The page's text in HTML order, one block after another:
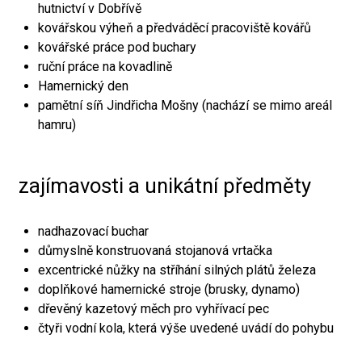
hutnictví v Dobřívě
kovářskou výheň a předváděcí pracoviště kovářů
kovářské práce pod buchary
ruční práce na kovadlině
Hamernický den
pamětní síň Jindřicha Mošny (nachází se mimo areál
hamru)
zajímavosti a unikátní předměty
nadhazovací buchar
důmyslně konstruovaná stojanová vrtačka
excentrické nůžky na stříhání silných plátů železa
doplňkové hamernické stroje (brusky, dynamo)
dřevěný kazetový měch pro vyhřívací pec
čtyři vodní kola, která výše uvedené uvádí do pohybu